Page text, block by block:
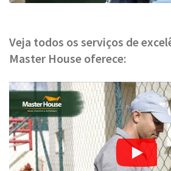
Veja todos os serviços de
Master House oferece: